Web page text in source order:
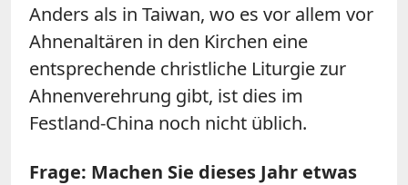
Anders als in Taiwan, wo es vor allem vor
Ahnenaltären in den Kirchen eine
entsprechende christliche Liturgie zur
Ahnenverehrung gibt, ist dies im
Festland-China noch nicht üblich.
Frage: Machen Sie dieses Jahr etwas